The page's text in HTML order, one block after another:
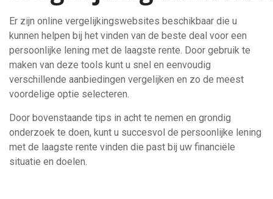
Er zijn online vergelijkingswebsites beschikbaar die u
kunnen helpen bij het vinden van de beste deal voor een
persoonlijke lening met de laagste rente. Door gebruik te
maken van deze tools kunt u snel en eenvoudig
verschillende aanbiedingen vergelijken en zo de meest
voordelige optie selecteren.
Door bovenstaande tips in acht te nemen en grondig
onderzoek te doen, kunt u succesvol de persoonlijke lening
met de laagste rente vinden die past bij uw financiële
situatie en doelen.